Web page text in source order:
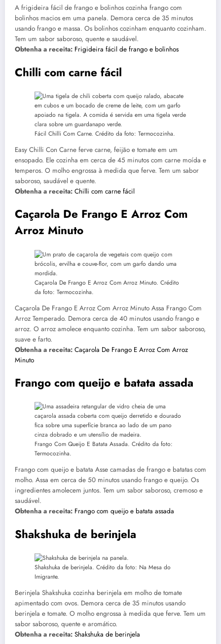
A frigideira fácil de frango e bolinhos cozinha frango com
bolinhos macios em uma panela. Demora cerca de 35 minutos
usando frango e massa. Os bolinhos cozinham enquanto cozinham.
Tem um sabor saboroso, quente e saudável.
Obtenha a receita: Frigideira fácil de frango e bolinhos
Chilli com carne fácil
Fácil Chilli Com Carne. Crédito da foto: Termocozinha.
Easy Chilli Con Carne ferve carne, feijão e tomate em um
ensopado. Ele cozinha em cerca de 45 minutos com carne moída e
temperos. O molho engrossa à medida que ferve. Tem um sabor
saboroso, saudável e quente.
Obtenha a receita: Chilli com carne fácil
Caçarola De Frango E Arroz Com
Arroz Minuto
Caçarola De Frango E Arroz Com Arroz Minuto. Crédito
da foto: Termocozinha.
Caçarola De Frango E Arroz Com Arroz Minuto Assa Frango Com
Arroz Temperado. Demora cerca de 40 minutos usando frango e
arroz. O arroz amolece enquanto cozinha. Tem um sabor saboroso,
suave e farto.
Obtenha a receita: Caçarola De Frango E Arroz Com Arroz
Minuto
Frango com queijo e batata assada
Frango Com Queijo E Batata Assada. Crédito da foto:
Termocozinha.
Frango com queijo e batata Asse camadas de frango e batatas com
molho. Assa em cerca de 50 minutos usando frango e queijo. Os
ingredientes amolecem juntos. Tem um sabor saboroso, cremoso e
saudável.
Obtenha a receita: Frango com queijo e batata assada
Shakshuka de berinjela
Shakshuka de berinjela. Crédito da foto: Na Mesa do
Imigrante.
Berinjela Shakshuka cozinha berinjela em molho de tomate
apimentado com ovos. Demora cerca de 35 minutos usando
berinjela e tomate. O molho engrossa à medida que ferve. Tem um
sabor saboroso, quente e aromático.
Obtenha a receita: Shakshuka de berinjela